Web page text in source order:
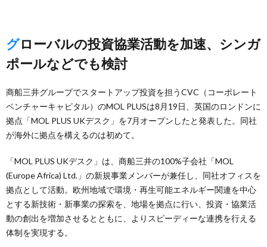
グローバルの投資協業活動を加速、シンガ
ポールなどでも検討
商船三井グループでスタートアップ投資を担うCVC（コーポレート
ベンチャーキャピタル）のMOL PLUSは8月19日、英国のロンドンに
拠点「MOL PLUS UKデスク」を7月オープンしたと発表した。同社
が海外に拠点を構えるのは初めて。
「MOL PLUS UKデスク」は、商船三井の100%子会社「MOL
(Europe Africa) Ltd.」の新規事業メンバーが兼任し、同社オフィスを
拠点として活動。欧州地域で環境・再生可能エネルギー関連を中心
とする新技術・新事業の探索を、地場を拠点に行い、投資・協業活
動の創出を増加させるとともに、よりスピーディーな連携を行える
体制を実現する。